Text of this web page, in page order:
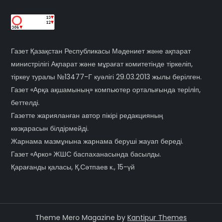
Газет Қазақстан Республикасы Мәдениет және ақпарат
министрілігі Ақпарат және мұрағат комитетінде тіркеліп,
тіркеу туралы №13477-Г куәлігі 29.03.2013 жылы берілген.
Газет «Арқа ақшамының» компьютер орталығында терiлiп,
беттелді.
Газетте жарияланған автор пікірі редакцияның
көзқарасын білдірмейді.
Жарнама мазмұнына жарнама беруші жауап береді.
Газет «Арко» ЖШС баспаханасында басылды.
Қарағанды қаласы, Қ.Сәтпаев к., 15-үй
Theme Mero Magazine by Kantipur Themes